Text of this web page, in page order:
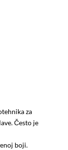
za
Često je
boji.